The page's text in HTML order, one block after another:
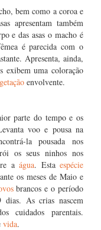
bem como a coroa e
apresentam também
e das asas o macho é
é parecida com o
Apresenta, ainda,
exibem uma coloração
envolvente.
parte do tempo e os
voo e pousa na
la pousada nos
os seus ninhos nos
aágua. Estaespécie
os meses de Maio e
brancos e o período
As crias nascem
cuidados parentais.
vida.